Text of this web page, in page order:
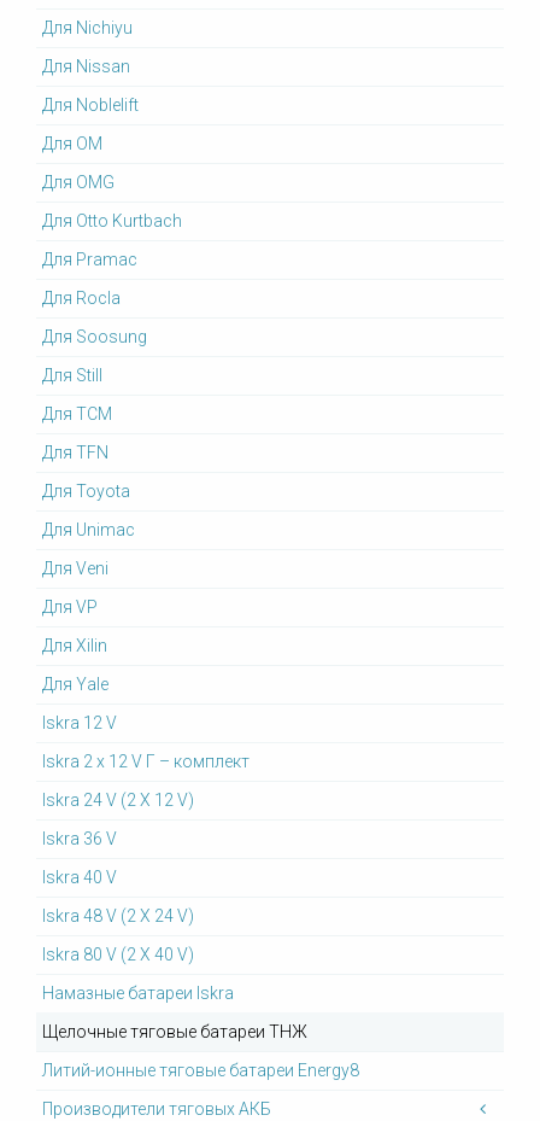
Для Nichiyu
Для Nissan
Для Noblelift
Для OM
Для OMG
Для Otto Kurtbach
Для Pramac
Для Rocla
Для Soosung
Для Still
Для TCM
Для TFN
Для Toyota
Для Unimac
Для Veni
Для VP
Для Xilin
Для Yale
Iskra 12 V
Iskra 2 x 12 V Г – комплект
Iskra 24 V (2 X 12 V)
Iskra 36 V
Iskra 40 V
Iskra 48 V (2 X 24 V)
Iskra 80 V (2 X 40 V)
Намазные батареи Iskra
Щелочные тяговые батареи ТНЖ
Литий-ионные тяговые батареи Energy8
Производители тяговых АКБ